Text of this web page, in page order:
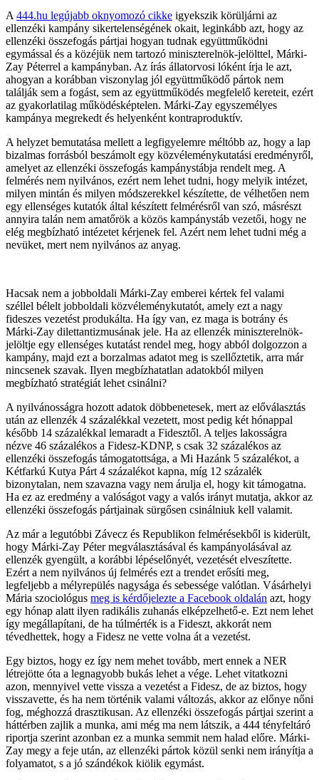
A 444.hu legújabb oknyomozó cikke igyekszik körüljárni az
ellenzéki kampány sikertelenségének okait, leginkább azt, hogy az
ellenzéki összefogás pártjai hogyan tudnak együttműködni
egymással és a közéjük nem tartozó miniszterelnök-jelölttel, Márki-
Zay Péterrel a kampányban. Az írás állatorvosi lóként írja le azt,
ahogyan a korábban viszonylag jól együttműködő pártok nem
találják sem a fogást, sem az együttműködés megfelelő kereteit, ezért
az gyakorlatilag működésképtelen. Márki-Zay egyszemélyes
kampánya megrekedt és helyenként kontraproduktív.
A helyzet bemutatása mellett a legfigyelemre méltóbb az, hogy a lap
bizalmas forrásból beszámolt egy közvéleménykutatási eredményről,
amelyet az ellenzéki összefogás kampánystábja rendelt meg. A
felmérés nem nyilvános, ezért nem lehet tudni, hogy melyik intézet,
milyen mintán és milyen módszerekkel készítette, de vélhetően nem
egy ellenséges kutatók által készített felmérésről van szó, másrészt
annyira talán nem amatőrök a közös kampánystáb vezetői, hogy ne
elég megbízható intézetet kérjenek fel. Azért nem lehet tudni még a
nevüket, mert nem nyilvános az anyag.
Hacsak nem a jobboldali Márki-Zay emberei kértek fel valami
széllel bélelt jobboldali közvéleménykutatót, amely ezt a nagy
fideszes vezetést produkálta. Ha így van, ez maga is botrány és
Márki-Zay dilettantizmusának jele. Ha az ellenzék miniszterelnök-
jelöltje egy ellenséges kutatást rendel meg, hogy abból dolgozzon a
kampány, majd ezt a borzalmas adatot meg is szellőztetik, arra már
nincsenek szavak. Ilyen megbízhatatlan adatokból milyen
megbízható stratégiát lehet csinálni?
A nyilvánosságra hozott adatok döbbenetesek, mert az előválasztás
után az ellenzék 4 százalékkal vezetett, most pedig két hónappal
később 14 százalékkal lemaradt a Fidesztől. A teljes lakosságra
nézve 46 százalékos a Fidesz-KDNP, s csak 32 százalékos az
ellenzéki összefogás támogatottsága, a Mi Hazánk 5 százalékot, a
Kétfarkú Kutya Párt 4 százalékot kapna, míg 12 százalék
bizonytalan, nem szavazna vagy nem árulja el, hogy kit támogatna.
Ha ez az eredmény a valóságot vagy a valós irányt mutatja, akkor az
ellenzéki összefogás pártjainak sürgősen csinálniuk kell valamit.
Az már a legutóbbi Závecz és Republikon felmérésekből is kiderült,
hogy Márki-Zay Péter megválasztásával és kampányolásával az
ellenzék gyengült, a korábbi lépéselőnyét, vezetését elveszítette.
Ezért a nem nyilvános új felmérés ezt a trendet erősíti meg,
legfeljebb a mélyrepülés nagysága és sebessége valótlan. Vásárhelyi
Mária szociológus meg is kérdőjelezte a Facebook oldalán azt, hogy
egy hónap alatt ilyen radikális zuhanás elképzelhető-e. Ezt nem lehet
így megállapítani, de ha túlmérték is a Fideszt, akkorát nem
tévedhettek, hogy a Fidesz ne vette volna át a vezetést.
Egy biztos, hogy ez így nem mehet tovább, mert ennek a NER
létrejötte óta a legnagyobb bukás lehet a vége. Lehet vitatkozni
azon, mennyivel vette vissza a vezetést a Fidesz, de az biztos, hogy
visszavette, és ha nem történik valami változás, akkor az előnye nőni
fog, méghozzá drasztikusan. Az ellenzéki összefogás pártjai szerint a
háttérben zajlik a munka, ami még ma nem látszik, a 444 tényfeltáró
riportja szerint azonban ez a munka semmit nem halad előre. Márki-
Zay megy a feje után, az ellenzéki pártok közül senki nem irányítja a
folyamatot, s a jó szándékok kiölik egymást.